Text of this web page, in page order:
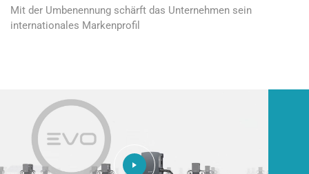
Mit der Umbenennung schärft das Unternehmen sein
internationales Markenprofil